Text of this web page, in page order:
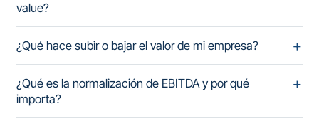
value?
¿Qué hace subir o bajar el valor de mi empresa?
¿Qué es la normalización de EBITDA y por qué
importa?